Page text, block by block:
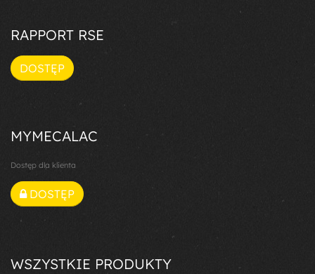
RAPPORT RSE
DOSTĘP
MYMECALAC
Dostęp dla klienta
DOSTĘP
WSZYSTKIE PRODUKTY